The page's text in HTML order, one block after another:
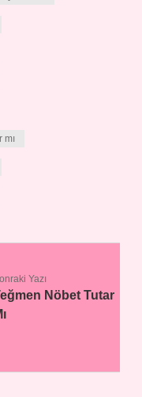
mı
Yazı
Nöbet Tutar